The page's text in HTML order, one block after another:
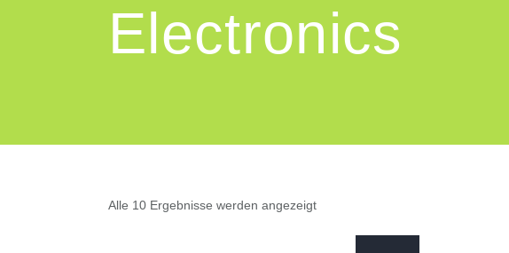
Electronics
Alle 10 Ergebnisse werden angezeigt